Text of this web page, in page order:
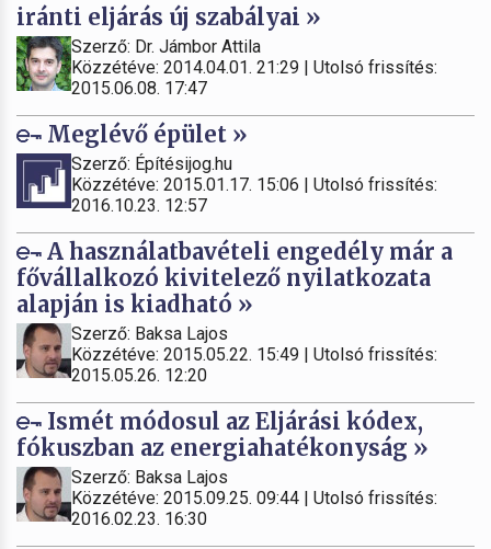
iránti eljárás új szabályai »
Szerző: Dr. Jámbor Attila
Közzétéve: 2014.04.01. 21:29 | Utolsó frissítés:
2015.06.08. 17:47
Meglévő épület »
Szerző: Építésijog.hu
Közzétéve: 2015.01.17. 15:06 | Utolsó frissítés:
2016.10.23. 12:57
A használatbavételi engedély már a
fővállalkozó kivitelező nyilatkozata
alapján is kiadható »
Szerző: Baksa Lajos
Közzétéve: 2015.05.22. 15:49 | Utolsó frissítés:
2015.05.26. 12:20
Ismét módosul az Eljárási kódex,
fókuszban az energiahatékonyság »
Szerző: Baksa Lajos
Közzétéve: 2015.09.25. 09:44 | Utolsó frissítés:
2016.02.23. 16:30